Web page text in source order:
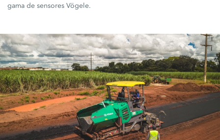
gama de sensores Vögele.